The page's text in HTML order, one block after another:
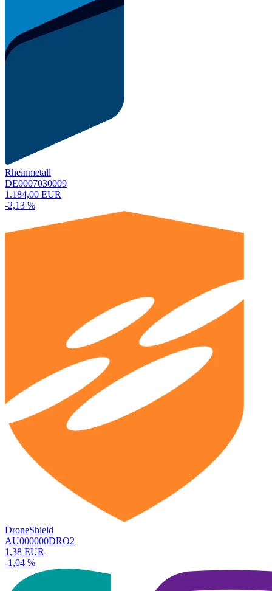
Rheinmetall
DE0007030009
1.184,00 EUR
-2,13 %
DroneShield
AU000000DRO2
1,38 EUR
-1,04 %